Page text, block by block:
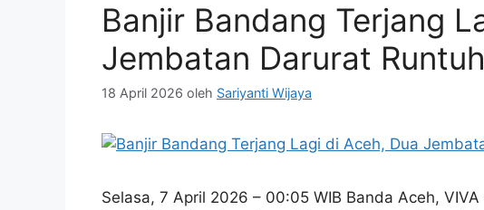
Banjir Bandang Terjang
Jembatan Darurat Runtuh
18 April 2026 oleh Sariyanti Wijaya
Selasa, 7 April 2026 – 00:05 WIB Banda Aceh,